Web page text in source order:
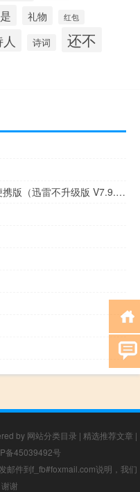
礼物 红包
诗词 还不
迅雷不升级版 V7.9.28.4836 绿色便携版（迅雷不升级版 V7.9.28.4836 绿色便携版功能简介）
by 网站分类目录 | 精选推荐文章 |
备45039492号
邮件到f_fb#foxmail.com说明，我们
谢